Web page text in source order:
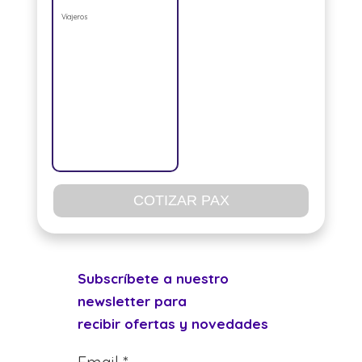
Viajeros
COTIZAR PAX
Subscríbete a nuestro
newsletter para
recibir ofertas y novedades